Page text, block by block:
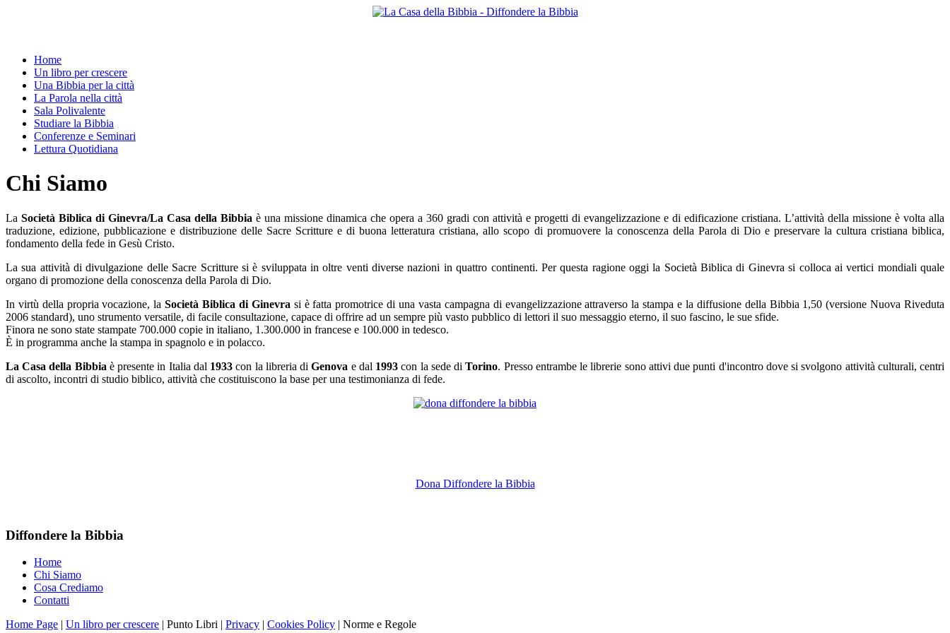
Home
Un libro per crescere
Una Bibbia per la città
La Parola nella città
Sala Polivalente
Studiare la Bibbia
Conferenze e Seminari
Lettura Quotidiana
Chi Siamo
La Società Biblica di Ginevra/La Casa della Bibbia è una missione dinamica che opera a 360 gradi con attività e progetti di evangelizzazione e di edificazione cristiana. L’attività della missione è volta alla
traduzione, edizione, pubblicazione e distribuzione delle Sacre Scritture e di buona letteratura cristiana, allo scopo di promuovere la conoscenza della Parola di Dio e preservare la cultura cristiana biblica,
fondamento della fede in Gesù Cristo.
La sua attività di divulgazione delle Sacre Scritture si è sviluppata in oltre venti diverse nazioni in quattro continenti. Per questa ragione oggi la Società Biblica di Ginevra si colloca ai vertici mondiali quale
organo di promozione della conoscenza della Parola di Dio.
In virtù della propria vocazione, laSocietà Biblica di Ginevra si è fatta promotrice di una vasta campagna di evangelizzazione attraverso la stampa e la diffusione della Bibbia 1,50 (versione Nuova Riveduta
2006 standard), uno strumento versatile, di facile consultazione, capace di offrire ad un sempre più vasto pubblico di lettori il suo messaggio eterno, il suo fascino, le sue sfide.
Finora ne sono state stampate 700.000 copie in italiano, 1.300.000 in francese e 100.000 in tedesco.
È in programma anche la stampa in spagnolo e in polacco.
La Casa della Bibbia è presente in Italia dal 1933 con la libreria diGenova e dal 1993 con la sede diTorino. Presso entrambe le librerie sono attivi due punti d'incontro dove si svolgono attività culturali, centri
di ascolto, incontri di studio biblico, attività che costituiscono la base per una testimonianza di fede.
Dona Diffondere la Bibbia
Diffondere la Bibbia
Home
Chi Siamo
Cosa Crediamo
Contatti
Home Page | Un libro per crescere | Punto Libri | Privacy | Cookies Policy | Norme e Regole